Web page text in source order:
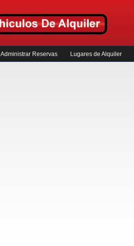
Administrar Reservas Lugares de Alquiler